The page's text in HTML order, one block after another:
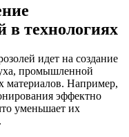
в технологиях
идет на создание
промышленной
материалов. Например,
эффектно
уменьшает их